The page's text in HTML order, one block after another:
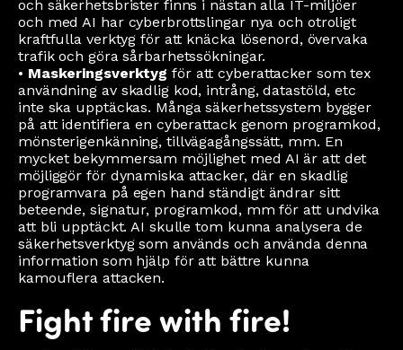
och säkerhetsbrister finns i nästan alla IT-miljöer
och med AI har cyberbrottslingar nya och otroligt
kraftfulla verktyg för att knäcka lösenord, övervaka
trafik och göra sårbarhetssökningar.
• Maskeringsverktyg för att cyberattacker som tex
användning av skadlig kod, intrång, datastöld, etc
inte ska upptäckas. Många säkerhetssystem bygger
på att identifiera en cyberattack genom programkod,
mönsterigenkänning, tillvägagångssätt, mm. En
mycket bekymmersam möjlighet med AI är att det
möjliggör för dynamiska attacker, där en skadlig
programvara på egen hand ständigt ändrar sitt
beteende, signatur, programkod, mm för att undvika
att bli upptäckt. AI skulle tom kunna analysera de
säkerhetsverktyg som används och använda denna
information som hjälp för att bättre kunna
kamouflera attacken.
Fight fire with fire!